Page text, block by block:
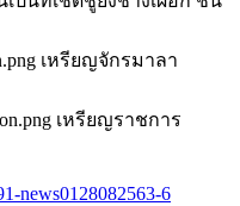
เหรียญจักรมาลา
เหรียญราชการ
news0128082563-6